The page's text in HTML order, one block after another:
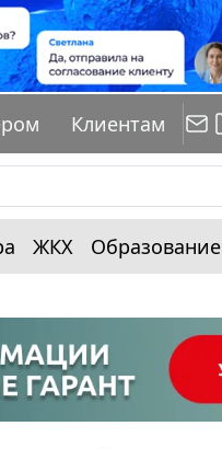
Клиентам
ЖКХ Образование